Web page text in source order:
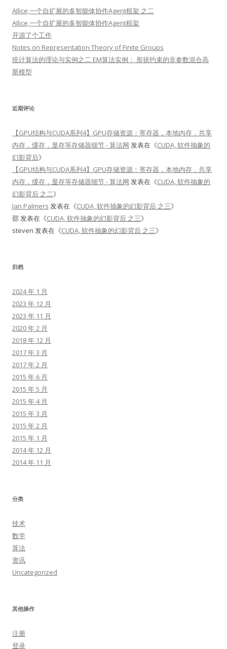
AIlice,一个自扩展的多智能体协作Agent框架 之二
AIlice,一个自扩展的多智能体协作Agent框架
开源了个工作
Notes on Representation Theory of Finite Groups
统计算法的理论与实例之二 EM算法实例： 形状约束的非参数混合高
斯模型
近期评论
【GPU结构与CUDA系列4】GPU存储资源：寄存器，本地内存，共享
内存，缓存，显存等存储器细节 - 算法网 发表在《CUDA, 软件抽象的
幻影背后》
【GPU结构与CUDA系列4】GPU存储资源：寄存器，本地内存，共享
内存，缓存，显存等存储器细节 - 算法网 发表在《CUDA, 软件抽象的
幻影背后 之二》
Jan Palmers 发表在《CUDA, 软件抽象的幻影背后 之三》
邵发表在《CUDA, 软件抽象的幻影背后 之三》
steven 发表在《CUDA, 软件抽象的幻影背后 之三》
归档
2024 年 1 月
2023 年 12 月
2023 年 11 月
2020 年 2 月
2018 年 12 月
2017 年 3 月
2017 年 2 月
2015 年 6 月
2015 年 5 月
2015 年 4 月
2015 年 3 月
2015 年 2 月
2015 年 1 月
2014 年 12 月
2014 年 11 月
分类
技术
数学
算法
资讯
Uncategorized
其他操作
注册
登录